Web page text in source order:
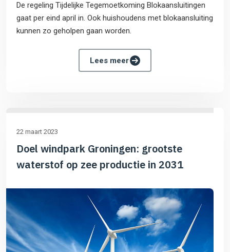
De regeling Tijdelijke Tegemoetkoming Blokaansluitingen
gaat per eind april in. Ook huishoudens met blokaansluiting
kunnen zo geholpen gaan worden.
Lees meer
22 maart 2023
Doel windpark Groningen: grootste
waterstof op zee productie in 2031